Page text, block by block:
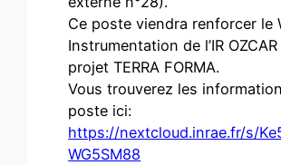
Ce poste viendra renforcer le
Instrumentation de l’IR
projet TERRA FORMA.
Vous trouverez les
poste ici:
https://nextcloud.inrae.fr/s/
WG5SM88